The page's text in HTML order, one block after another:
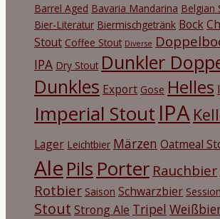
Barrel Aged Bavaria Mandarina Belgian
Bier-Literatur Biermischgetränk Bock
Stout Coffee Stout Diverse
IPA Dry Stout Dunkler
Dunkles Export Gose Helles
Imperial Stout IPA
Lager Leichtbier Märzen Oatmeal
Ale Pils Porter Rauchbier
Rotbier Saison Schwarzbier
Stout Strong Ale Tripel